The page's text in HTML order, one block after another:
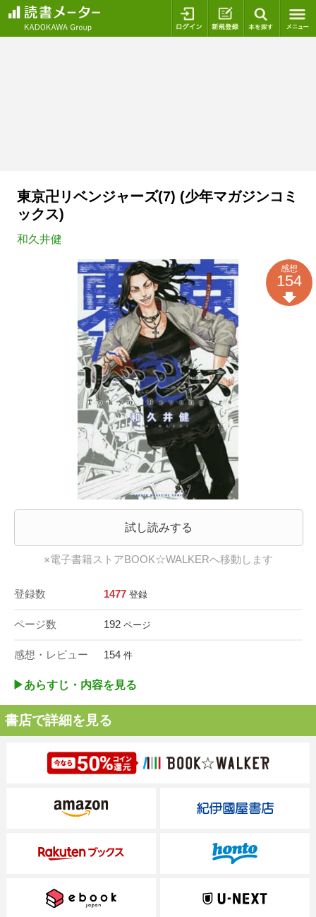
ログイン 新規登録
東京卍リベンジャーズ(7) (少年マガジンコミ
ックス)
和久井健
試し読みする
※電子書籍ストアBOOK☆WALKERへ移動します
登録数 1477 登録
ページ数 192 ページ
感想・レビュー 154 件
感想
154
▶︎あらすじ・内容を見る
書店で詳細を見る